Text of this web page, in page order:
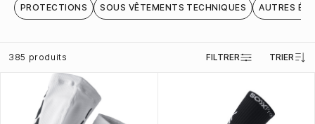
parmi de nombreux clubs européens et sélections
PROTECTIONS SOUS VÊTEMENTS TECHNIQUES AUTRES
385 produits FILTRER TRIER